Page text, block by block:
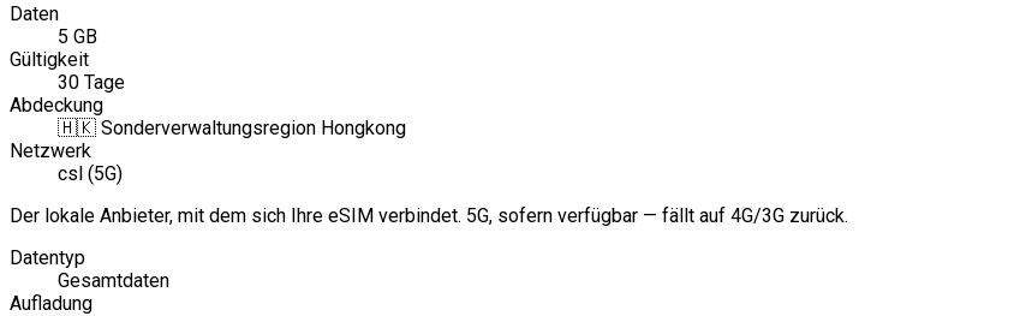
Daten
5 GB
Gültigkeit
30 Tage
Abdeckung
🇭🇰 Sonderverwaltungsregion Hongkong
Netzwerk
csl (5G)
Der lokale Anbieter, mit dem sich Ihre eSIM verbindet. 5G, sofern verfügbar — fällt auf 4G/3G zurück.
Datentyp
Gesamtdaten
Aufladung